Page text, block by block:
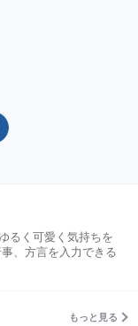
るく可愛く気持ちを
、方言を入力できる
もっと見る